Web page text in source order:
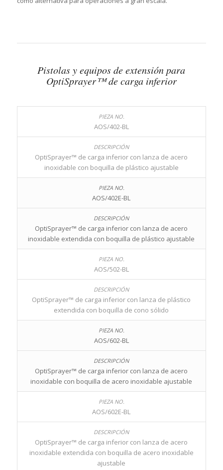
Pistolas y equipos de extensión para
OptiSprayer™ de carga inferior
AOS/402-BL
OptiSprayer™ de carga inferior con lanza de acero
inoxidable con boquilla de plástico ajustable
AOS/402E-BL
OptiSprayer™ de carga inferior con lanza de acero
inoxidable extendida con boquilla de plástico ajustable
AOS/502-BL
OptiSprayer™ de carga inferior con lanza de plástico
extendida con boquilla de cono sólido
AOS/602-BL
OptiSprayer™ de carga inferior con lanza de acero
inoxidable con boquilla de acero inoxidable ajustable
AOS/602E-BL
OptiSprayer™ de carga inferior con lanza de acero
inoxidable extendida con boquilla de acero inoxidable
ajustable